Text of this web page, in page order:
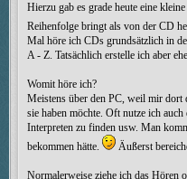
Hierzu gab es grade heute eine
Reihenfolge bringt als von der CD
Mal höre ich CDs grundsätzlich in
A - Z. Tatsächlich erstelle ich aber
Womit höre ich?
Meistens über den PC, weil mir
sie haben möchte. Oft nutze ich
Interpreten zu finden usw. Man
bekommen hätte.
Äußerst
Normalerweise ziehe ich das Hören